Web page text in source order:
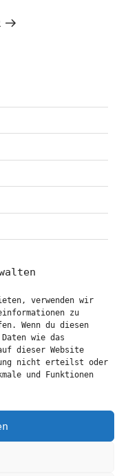
verwenden wir
zu
Wenn du diesen
wie das
dieser Website
nicht erteilst oder
und Funktionen